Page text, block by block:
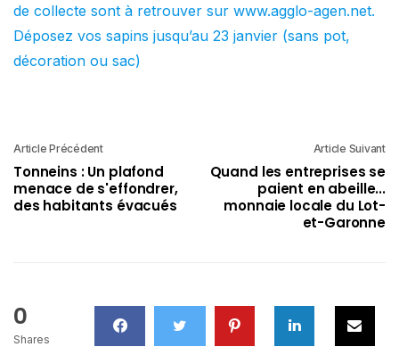
de collecte sont à retrouver sur www.agglo-agen.net.
Déposez vos sapins jusqu’au 23 janvier (sans pot,
décoration ou sac)
Article Précédent
Tonneins : Un plafond
menace de s'effondrer,
des habitants évacués
Article Suivant
Quand les entreprises se
paient en abeille...
monnaie locale du Lot-
et-Garonne
0
Shares